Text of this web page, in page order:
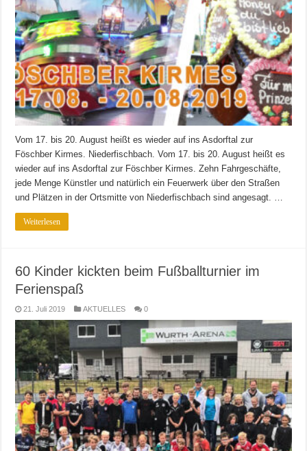
Vom 17. bis 20. August heißt es wieder auf ins Asdorftal zur
Föschber Kirmes. Niederfischbach. Vom 17. bis 20. August heißt es
wieder auf ins Asdorftal zur Föschber Kirmes. Zehn Fahrgeschäfte,
jede Menge Künstler und natürlich ein Feuerwerk über den Straßen
und Plätzen in der Ortsmitte von Niederfischbach sind angesagt. …
Weiterlesen
60 Kinder kickten beim Fußballturnier im
Ferienspaß
21. Juli 2019 AKTUELLES 0